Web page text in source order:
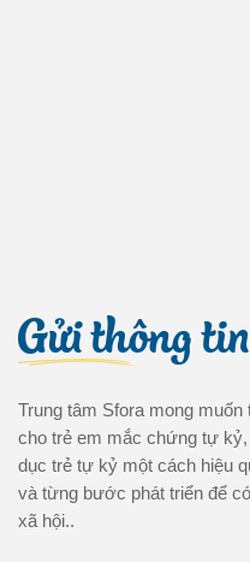
Gửi thông tin
Trung tâm Sfora mong
cho trẻ em mắc chứng tự
dục trẻ tự kỷ một cách hiệu
và từng bước phát triển để
xã hội..